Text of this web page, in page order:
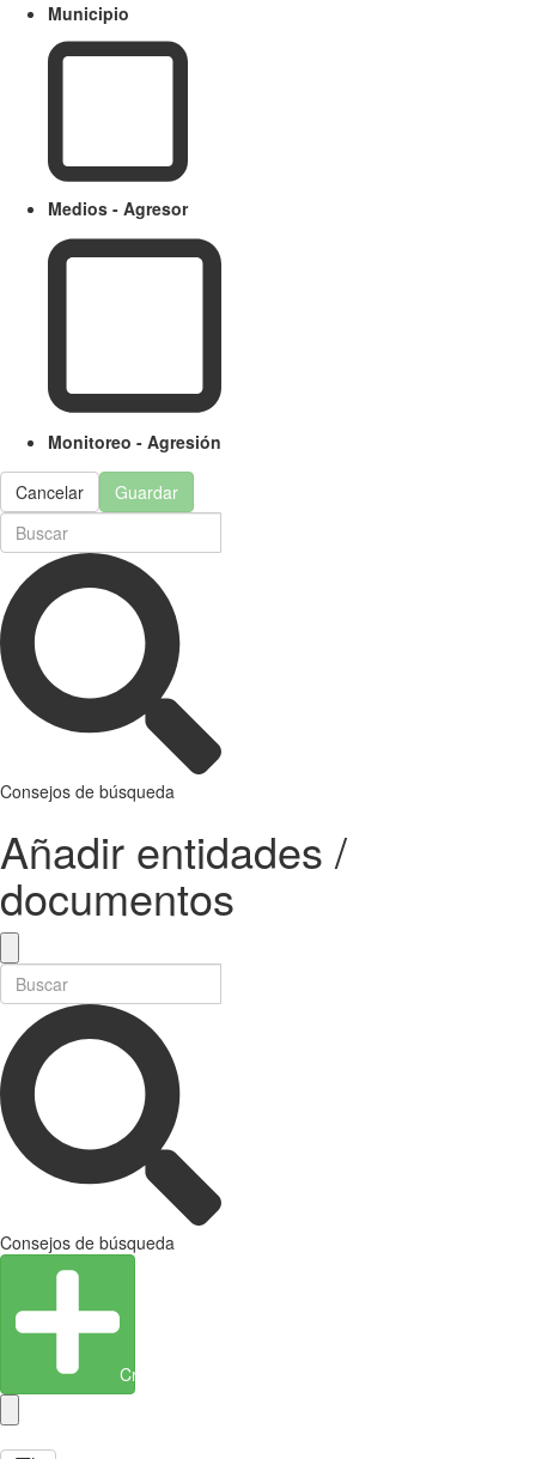
Municipio
Medios - Agresor
Monitoreo - Agresión
Cancelar Guardar
Consejos de búsqueda
Añadir entidades /
documentos
Consejos de búsqueda
Crear entidad